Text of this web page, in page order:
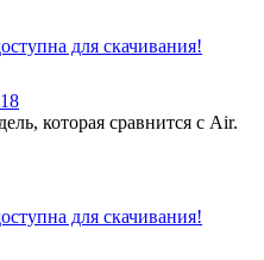
для скачивания!
которая сравнится с Air.
для скачивания!